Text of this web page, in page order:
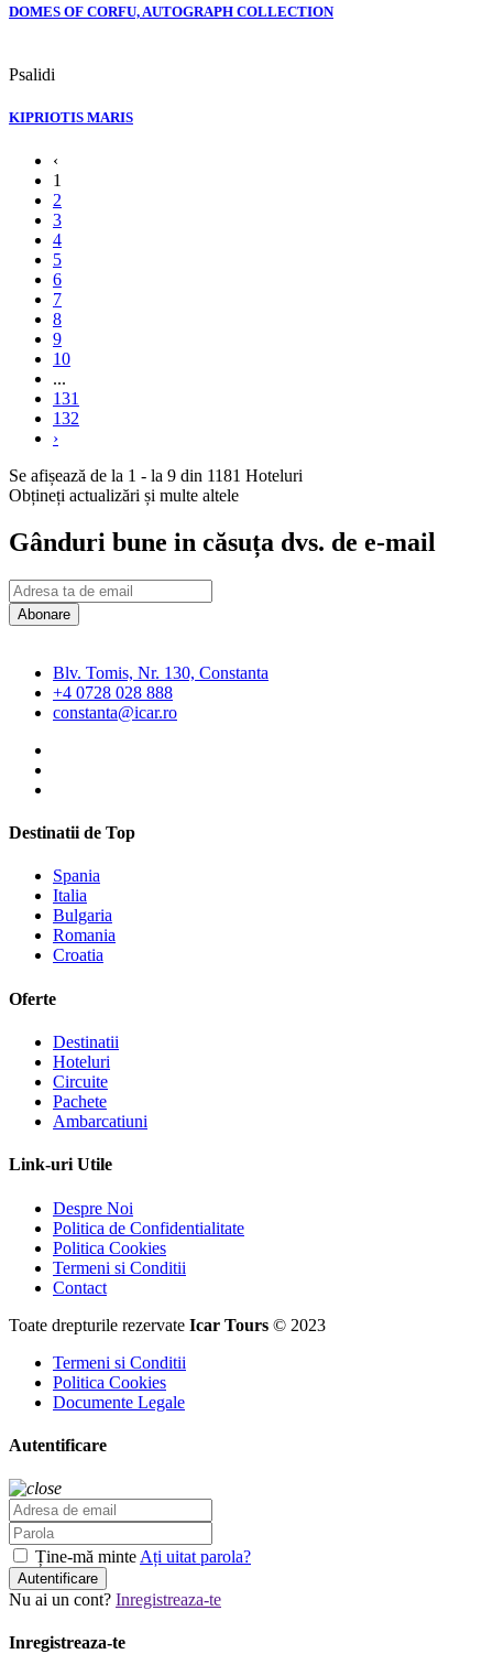
DOMES OF CORFU, AUTOGRAPH COLLECTION
Psalidi
KIPRIOTIS MARIS
‹
1
2
3
4
5
6
7
8
9
10
...
131
132
›
Se afișează de la 1 - la 9 din 1181 Hoteluri
Obțineți actualizări și multe altele
Gânduri bune in căsuța dvs. de e-mail
Abonare
Blv. Tomis, Nr. 130, Constanta
+4 0728 028 888
constanta@icar.ro
Destinatii de Top
Spania
Italia
Bulgaria
Romania
Croatia
Oferte
Destinatii
Hoteluri
Circuite
Pachete
Ambarcatiuni
Link-uri Utile
Despre Noi
Politica de Confidentialitate
Politica Cookies
Termeni si Conditii
Contact
Toate drepturile rezervate Icar Tours © 2023
Termeni si Conditii
Politica Cookies
Documente Legale
Autentificare
Ține-mă minte Ați uitat parola?
Autentificare
Nu ai un cont? Inregistreaza-te
Inregistreaza-te